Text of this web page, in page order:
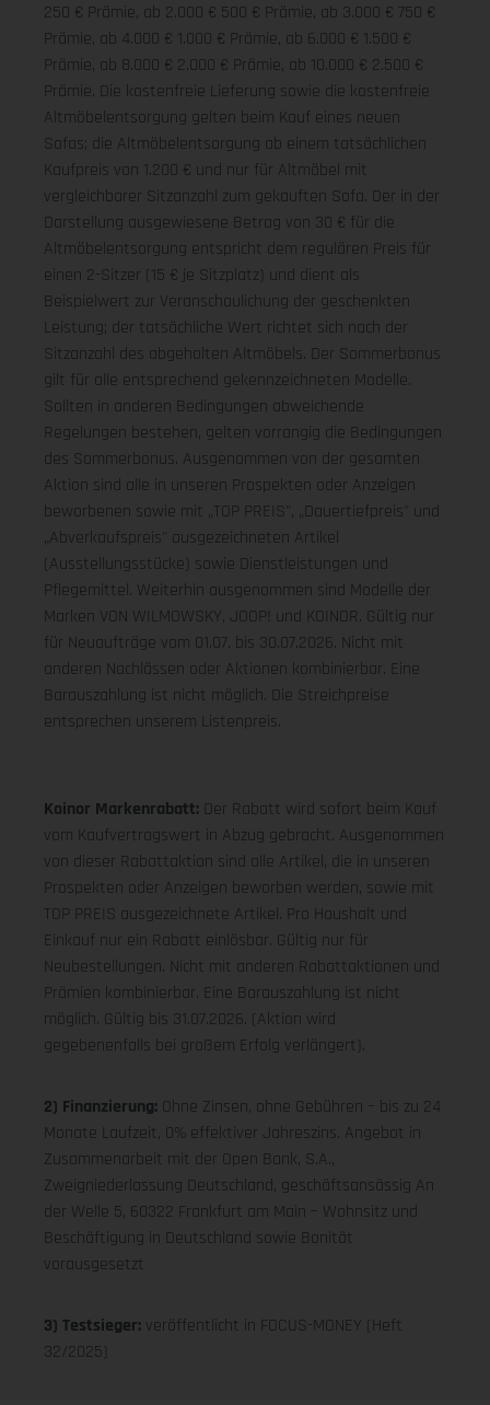
250 € Prämie, ab 2.000 € 500 € Prämie, ab 3.000 € 750 €
Prämie, ab 4.000 € 1.000 € Prämie, ab 6.000 € 1.500 €
Prämie, ab 8.000 € 2.000 € Prämie, ab 10.000 € 2.500 €
Prämie. Die kostenfreie Lieferung sowie die kostenfreie
Altmöbelentsorgung gelten beim Kauf eines neuen
Sofas; die Altmöbelentsorgung ab einem tatsächlichen
Kaufpreis von 1.200 € und nur für Altmöbel mit
vergleichbarer Sitzanzahl zum gekauften Sofa. Der in der
Darstellung ausgewiesene Betrag von 30 € für die
Altmöbelentsorgung entspricht dem regulären Preis für
einen 2-Sitzer (15 € je Sitzplatz) und dient als
Beispielwert zur Veranschaulichung der geschenkten
Leistung; der tatsächliche Wert richtet sich nach der
Sitzanzahl des abgeholten Altmöbels. Der Sommerbonus
gilt für alle entsprechend gekennzeichneten Modelle.
Sollten in anderen Bedingungen abweichende
Regelungen bestehen, gelten vorrangig die Bedingungen
des Sommerbonus. Ausgenommen von der gesamten
Aktion sind alle in unseren Prospekten oder Anzeigen
beworbenen sowie mit „TOP PREIS", „Dauertiefpreis" und
„Abverkaufspreis" ausgezeichneten Artikel
(Ausstellungsstücke) sowie Dienstleistungen und
Pflegemittel. Weiterhin ausgenommen sind Modelle der
Marken VON WILMOWSKY, JOOP! und KOINOR. Gültig nur
für Neuaufträge vom 01.07. bis 30.07.2026. Nicht mit
anderen Nachlässen oder Aktionen kombinierbar. Eine
Barauszahlung ist nicht möglich. Die Streichpreise
entsprechen unserem Listenpreis.
Koinor Markenrabatt: Der Rabatt wird sofort beim Kauf
vom Kaufvertragswert in Abzug gebracht. Ausgenommen
von dieser Rabattaktion sind alle Artikel, die in unseren
Prospekten oder Anzeigen beworben werden, sowie mit
TOP PREIS ausgezeichnete Artikel. Pro Haushalt und
Einkauf nur ein Rabatt einlösbar. Gültig nur für
Neubestellungen. Nicht mit anderen Rabattaktionen und
Prämien kombinierbar. Eine Barauszahlung ist nicht
möglich. Gültig bis 31.07.2026. (Aktion wird
gegebenenfalls bei großem Erfolg verlängert).
2) Finanzierung: Ohne Zinsen, ohne Gebühren – bis zu 24
Monate Laufzeit, 0% effektiver Jahreszins. Angebot in
Zusammenarbeit mit der Open Bank, S.A.,
Zweigniederlassung Deutschland, geschäftsansässig An
der Welle 5, 60322 Frankfurt am Main – Wohnsitz und
Beschäftigung in Deutschland sowie Bonität
vorausgesetzt
3) Testsieger: veröffentlicht in FOCUS-MONEY (Heft
32/2025)